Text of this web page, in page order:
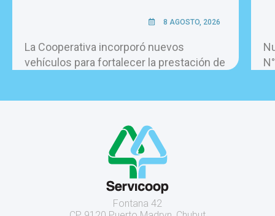
8 AGOSTO, 2026
La Cooperativa incorporó nuevos
vehículos para fortalecer la prestación de
Fontana 42